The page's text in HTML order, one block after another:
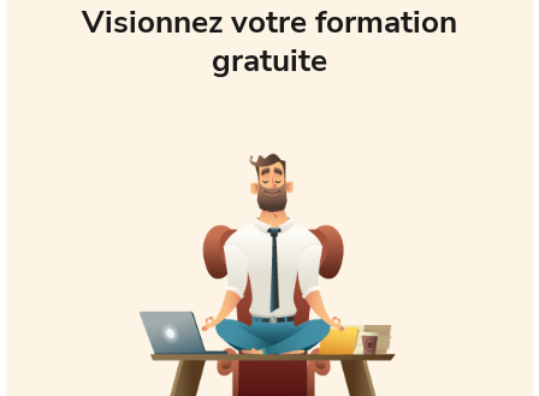
Visionnez votre formation
gratuite